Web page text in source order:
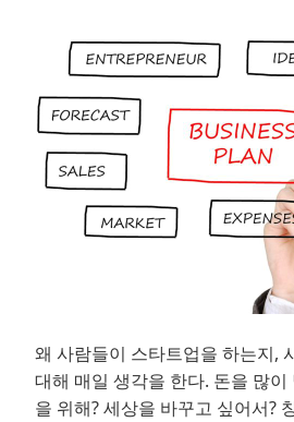
왜 사람들이 스타트업을 하는지,
대해 매일 생각을 한다. 돈을 많이
을 위해? 세상을 바꾸고 싶어서?